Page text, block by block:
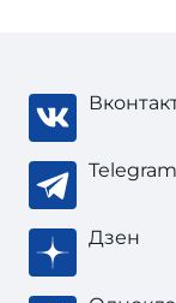
Telegram
Дзен